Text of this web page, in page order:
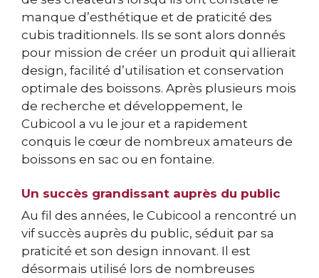
manque d’esthétique et de praticité des
cubis traditionnels. Ils se sont alors donnés
pour mission de créer un produit qui allierait
design, facilité d’utilisation et conservation
optimale des boissons. Après plusieurs mois
de recherche et développement, le
Cubicool a vu le jour et a rapidement
conquis le cœur de nombreux amateurs de
boissons en sac ou en fontaine.
Un succès grandissant auprès du public
Au fil des années, le Cubicool a rencontré un
vif succès auprès du public, séduit par sa
praticité et son design innovant. Il est
désormais utilisé lors de nombreuses